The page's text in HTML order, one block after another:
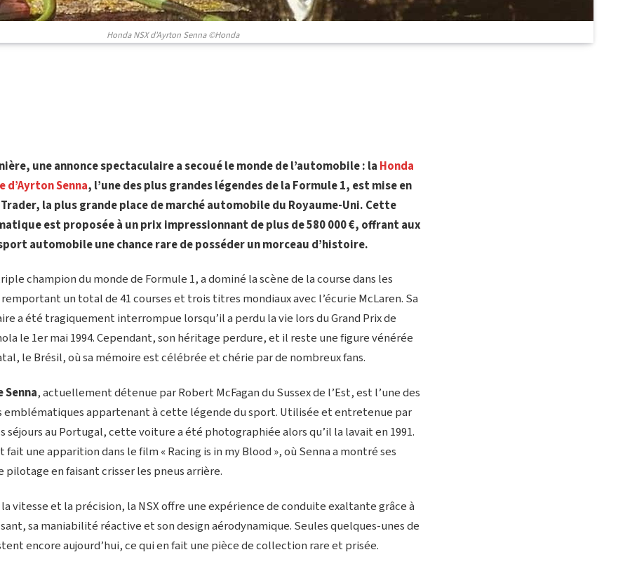
Honda NSX d'Ayrton Senna ©Honda
une annonce spectaculaire a secoué le monde de l’automobile : la Honda
d’Ayrton Senna, l’une des plus grandes légendes de la Formule 1, est mise en
la plus grande place de marché automobile du Royaume-Uni. Cette
est proposée à un prix impressionnant de plus de 580 000 €, offrant aux
automobile une chance rare de posséder un morceau d’histoire.
champion du monde de Formule 1, a dominé la scène de la course dans les
remportant un total de 41 courses et trois titres mondiaux avec l’écurie McLaren. Sa
a été tragiquement interrompue lorsqu’il a perdu la vie lors du Grand Prix de
le 1er mai 1994. Cependant, son héritage perdure, et il reste une figure vénérée
le Brésil, où sa mémoire est célébrée et chérie par de nombreux fans.
Senna, actuellement détenue par Robert McFagan du Sussex de l’Est, est l’une des
emblématiques appartenant à cette légende du sport. Utilisée et entretenue par
séjours au Portugal, cette voiture a été photographiée alors qu’il la lavait en 1991.
fait une apparition dans le film « Racing is in my Blood », où Senna a montré ses
pilotage en faisant crisser les pneus arrière.
vitesse et la précision, la NSX offre une expérience de conduite exaltante grâce à
sa maniabilité réactive et son design aérodynamique. Seules quelques-unes de
encore aujourd’hui, ce qui en fait une pièce de collection rare et prisée.